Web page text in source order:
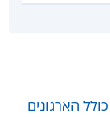
הארגונים